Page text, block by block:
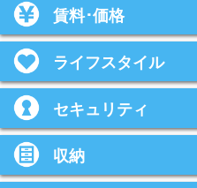
賃料･価格
ライフスタイル
セキュリティ
収納